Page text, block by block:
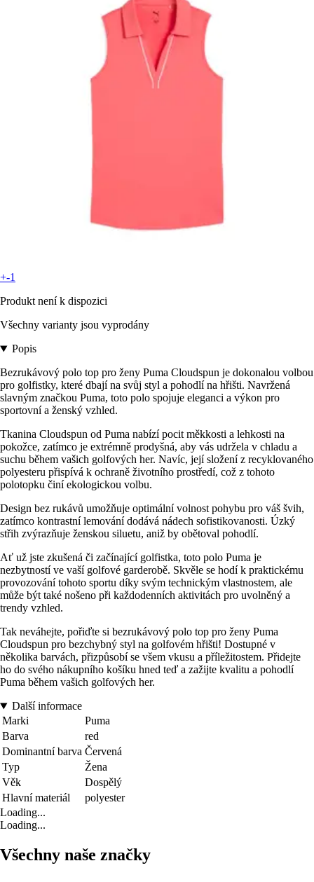
+-1
Produkt není k dispozici
Všechny varianty jsou vyprodány
Popis
Bezrukávový polo top pro ženy Puma Cloudspun je dokonalou volbou
pro golfistky, které dbají na svůj styl a pohodlí na hřišti. Navržená
slavným značkou Puma, toto polo spojuje eleganci a výkon pro
sportovní a ženský vzhled.
Tkanina Cloudspun od Puma nabízí pocit měkkosti a lehkosti na
pokožce, zatímco je extrémně prodyšná, aby vás udržela v chladu a
suchu během vašich golfových her. Navíc, její složení z recyklovaného
polyesteru přispívá k ochraně životního prostředí, což z tohoto
polotopku činí ekologickou volbu.
Design bez rukávů umožňuje optimální volnost pohybu pro váš švih,
zatímco kontrastní lemování dodává nádech sofistikovanosti. Úzký
střih zvýrazňuje ženskou siluetu, aniž by obětoval pohodlí.
Ať už jste zkušená či začínající golfistka, toto polo Puma je
nezbytností ve vaší golfové garderobě. Skvěle se hodí k praktickému
provozování tohoto sportu díky svým technickým vlastnostem, ale
může být také nošeno při každodenních aktivitách pro uvolněný a
trendy vzhled.
Tak neváhejte, pořiďte si bezrukávový polo top pro ženy Puma
Cloudspun pro bezchybný styl na golfovém hřišti! Dostupné v
několika barvách, přizpůsobí se všem vkusu a příležitostem. Přidejte
ho do svého nákupního košíku hned teď a zažijte kvalitu a pohodlí
Puma během vašich golfových her.
Další informace
Marki
Puma
Barva
red
Dominantní barva Červená
Typ
Žena
Věk
Dospělý
Hlavní materiál
polyester
Loading...
Loading...
Všechny naše značky